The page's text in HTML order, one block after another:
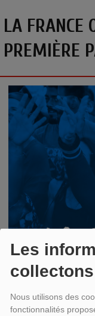
Les
collectons
Nous utilisons des
fonctionnalités
LA FRANCE
PREMIÈRE